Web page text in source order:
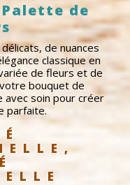
de
de nuances
classique en
de fleurs et de
bouquet de
avec soin pour créer
parfaite.